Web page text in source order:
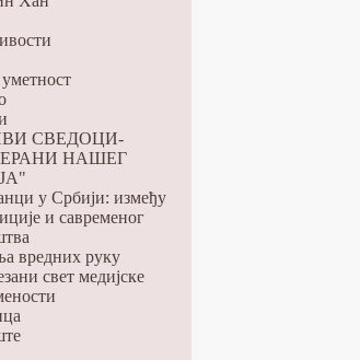
СВЕДОЦИ-
НАШЕГ
у Србији: између
и савременог
вредних руку
свет медијске